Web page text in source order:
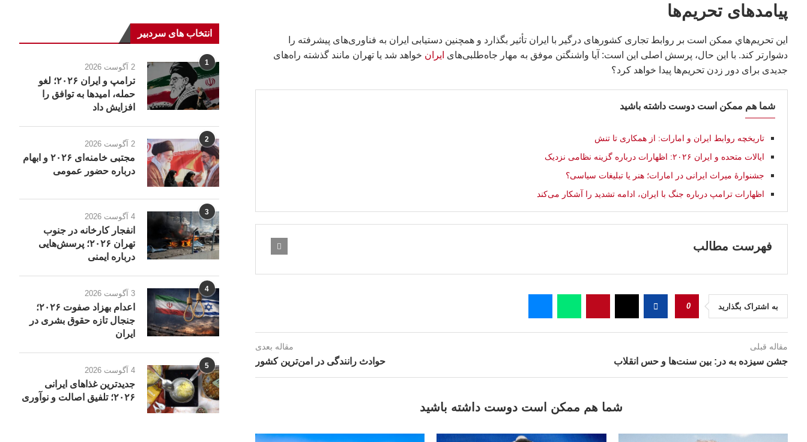
پیامدهای تحریم‌ها
این تحریم‌هاي ممکن است بر روابط تجاری کشورهای درگیر با ایران تأثیر بگذارد و همچنین دستیابی ایران به فناوری‌های پیشرفته را
دشوارتر کند. با این حال، پرسش اصلی این است: آیا واشنگتن موفق به مهار جاه‌طلبی‌های ایران خواهد شد یا تهران مانند گذشته راه‌های
جدیدی برای دور زدن تحریم‌ها پیدا خواهد کرد؟
شما هم ممکن است دوست داشته باشید
تاریخچه روابط ایران و امارات: از همکاری تا تنش
ایالات متحده و ایران ۲۰۲۶: اظهارات درباره گزینه نظامی نزدیک
جشنوارۀ میراث ایرانی در امارات؛ هنر یا تبلیغات سیاسی؟
اظهارات ترامپ درباره جنگ با ایران، ادامه تشدید را آشکار می‌کند
فهرست مطالب
به اشتراک بگذارید 0
مقاله قبلی
جشن سیزده به در: بین سنت‌ها و حس انقلاب
مقاله بعدی
حوادث رانندگی در امن‌ترین کشور
شما هم ممکن است دوست داشته باشید
انتخاب های سردبیر
1 2 آگوست 2026
ترامپ و ایران ۲۰۲۶؛ لغو
حمله، امیدها به توافق را
افزایش داد
2 2 آگوست 2026
مجتبی خامنه‌ای ۲۰۲۶ و ابهام
درباره حضور عمومی
3 4 آگوست 2026
انفجار کارخانه در جنوب
تهران ۲۰۲۶؛ پرسش‌هایی
درباره ایمنی
4 3 آگوست 2026
اعدام بهزاد صفوت ۲۰۲۶؛
جنجال تازه حقوق بشری در
ایران
5 4 آگوست 2026
جدیدترین غذاهای ایرانی
۲۰۲۶؛ تلفیق اصالت و نوآوری